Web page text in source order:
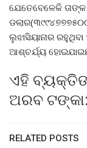
ଯେତେବେଳେକି
ଲୁଝାସିୟାନାର
ଆଶ୍ଚର୍ଯ୍ୟ
ଏହି
ଅରବ
RELATED POSTS